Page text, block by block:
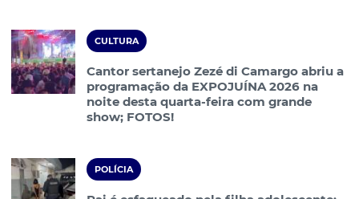
CULTURA
Cantor sertanejo Zezé di Camargo abriu a
programação da EXPOJUÍNA 2026 na
noite desta quarta-feira com grande
show; FOTOS!
POLÍCIA